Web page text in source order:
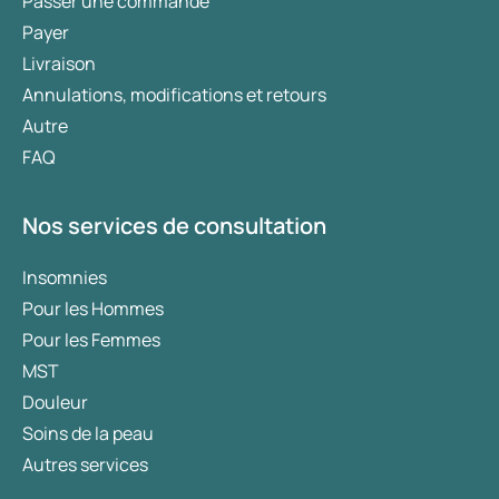
de certains légumes et fruits (par exemple
alimentaire est souvent confondue avec
l’intolérance alimentaire. Les symptômes sont
concerne généralement des troubles
Allergie au venin d’insecte
allergie potentiellement grave, par exemple aux
piqûres d’abeilles ou de guêpes. Cela peut
mais aussi un gonflement des lèvres, des yeux
et de la gorge, entraînant des difficultés
respiratoires. Un choc anaphylactique (chute
de la tension artérielle et troubles du rythme
Payer
Livraison
Annulations, modifications et retours
Autre
FAQ
Nos services de consultation
Insomnies
Pour les Hommes
Pour les Femmes
MST
Douleur
Soins de la peau
Autres services